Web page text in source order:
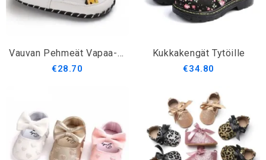
Vauvan Pehmeät Vapaa-Ajan Kengät
€28.70
Kukkakengät Tytöille
€34.80